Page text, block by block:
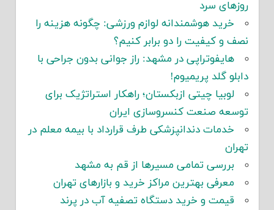
روزهای سرد
خرید هوشمندانه لوازم ورزشی: چگونه هزینه را
نصف و کیفیت را دو برابر کنیم؟
هایفوتراپی در مشهد: راز جوانی بدون جراحی با
دابلو گلد پریمیوم!
لوبیا چیتی ازبکستان؛ راهکار استراتژیک برای
توسعه صنعت کنسروسازی ایران
خدمات دندانپزشکی طرف قرارداد با بیمه معلم در
تهران
بررسی تمامی مسیرها از قم به مشهد
معرفی بهترین مراکز خرید و بازارهای تهران
قیمت و خرید دستگاه تصفیه آب در پرند